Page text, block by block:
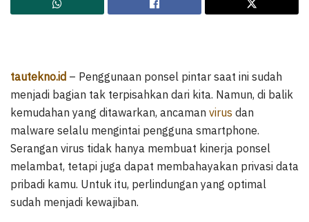
tautekno.id – Penggunaan ponsel pintar saat ini sudah
menjadi bagian tak terpisahkan dari kita. Namun, di balik
kemudahan yang ditawarkan, ancaman virus dan
malware selalu mengintai pengguna smartphone.
Serangan virus tidak hanya membuat kinerja ponsel
melambat, tetapi juga dapat membahayakan privasi data
pribadi kamu. Untuk itu, perlindungan yang optimal
sudah menjadi kewajiban.